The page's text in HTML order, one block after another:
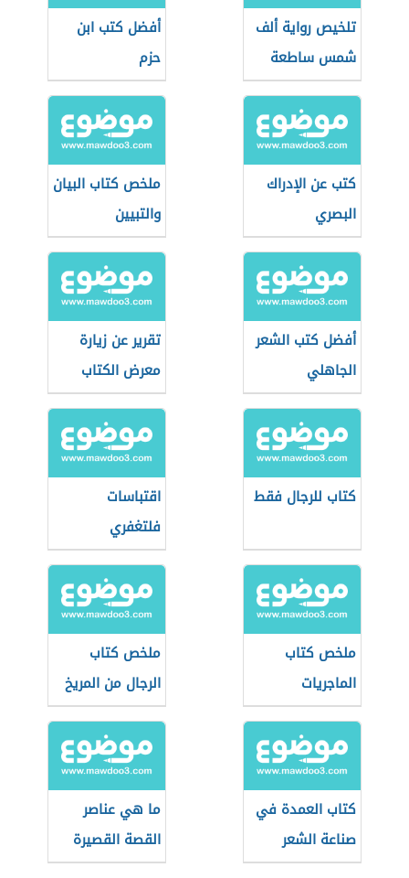
تلخيص رواية ألف
شمس ساطعة
أفضل كتب ابن
حزم
كتب عن الإدراك
البصري
ملخص كتاب البيان
والتبيين
أفضل كتب الشعر
الجاهلي
تقرير عن زيارة
معرض الكتاب
كتاب للرجال فقط
اقتباسات
فلتغفري
ملخص كتاب
الماجريات
ملخص كتاب
الرجال من المريخ
والنساء من الزهرة
كتاب العمدة في
صناعة الشعر
ونقده لابن رشيق
ما هي عناصر
القصة القصيرة